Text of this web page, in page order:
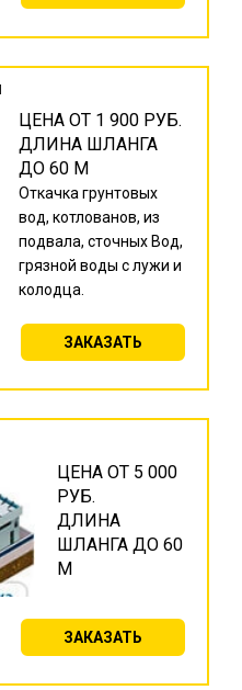
ЦЕНА ОТ 1 900 РУБ.
ДЛИНА ШЛАНГА
ДО 60 М
Откачка грунтовых
вод, котлованов, из
подвала, сточных Вод,
грязной воды с лужи и
колодца.
ЗАКАЗАТЬ
ЦЕНА ОТ 5 000
РУБ.
ДЛИНА
ШЛАНГА ДО 60
М
ЗАКАЗАТЬ